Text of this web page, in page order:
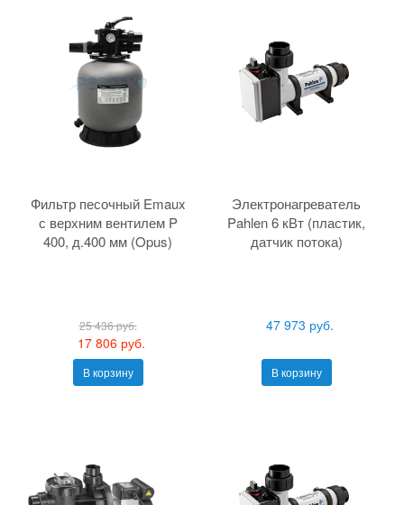
Фильтр песочный Emaux
с верхним вентилем P
400, д.400 мм (Opus)
25 436 руб.
17 806 руб.
В корзину
Электронагреватель
Pahlen 6 кВт (пластик,
датчик потока)
47 973 руб.
В корзину